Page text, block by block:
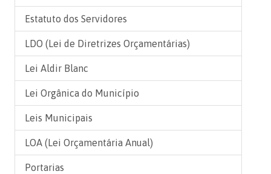
Estatuto dos Servidores
LDO (Lei de Diretrizes Orçamentárias)
Lei Aldir Blanc
Lei Orgânica do Município
Leis Municipais
LOA (Lei Orçamentária Anual)
Portarias